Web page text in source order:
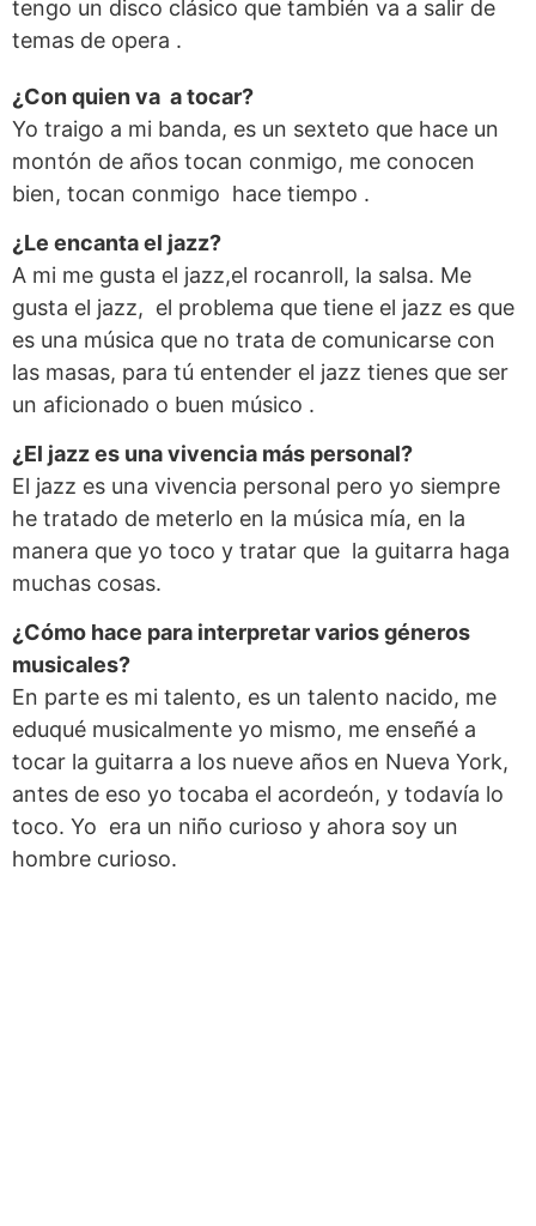
tengo un disco clásico que también va a salir de
temas de opera .
¿Con quien va a tocar?
Yo traigo a mi banda, es un sexteto que hace un
montón de años tocan conmigo, me conocen
bien, tocan conmigo hace tiempo .
¿Le encanta el jazz?
A mi me gusta el jazz,el rocanroll, la salsa. Me
gusta el jazz, el problema que tiene el jazz es que
es una música que no trata de comunicarse con
las masas, para tú entender el jazz tienes que ser
un aficionado o buen músico .
¿El jazz es una vivencia más personal?
El jazz es una vivencia personal pero yo siempre
he tratado de meterlo en la música mía, en la
manera que yo toco y tratar que la guitarra haga
muchas cosas.
¿Cómo hace para interpretar varios géneros
musicales?
En parte es mi talento, es un talento nacido, me
eduqué musicalmente yo mismo, me enseñé a
tocar la guitarra a los nueve años en Nueva York,
antes de eso yo tocaba el acordeón, y todavía lo
toco. Yo era un niño curioso y ahora soy un
hombre curioso.